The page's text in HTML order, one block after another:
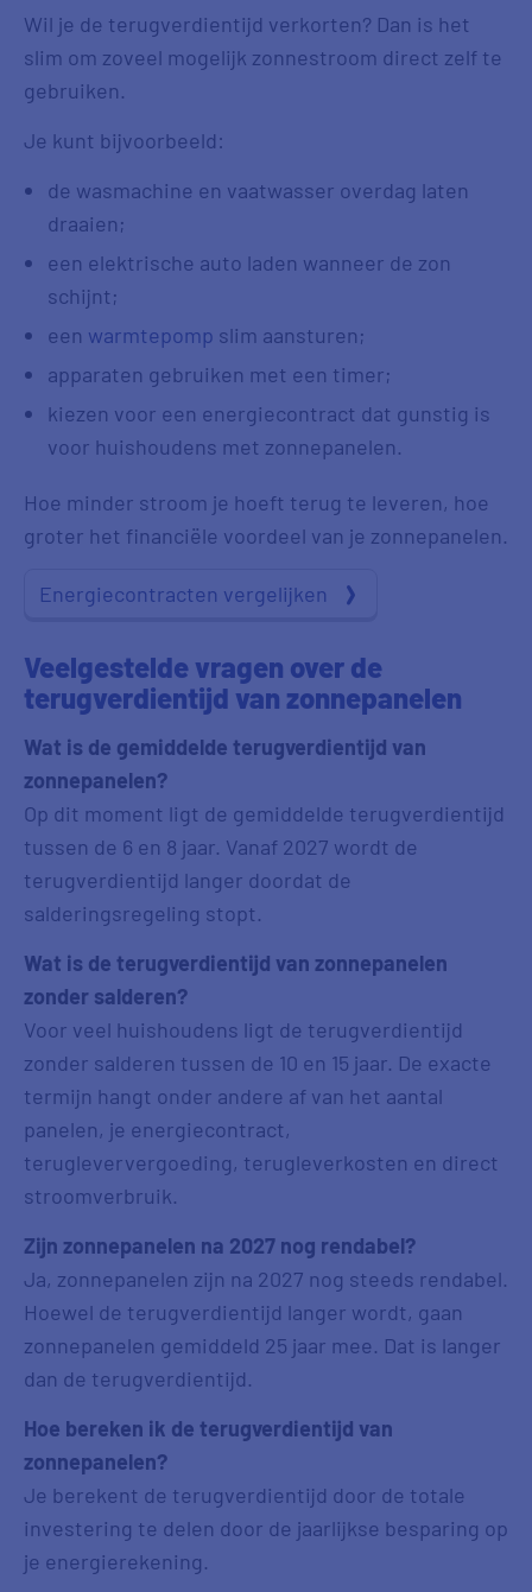
Wil je de terugverdientijd verkorten? Dan is het
slim om zoveel mogelijk zonnestroom direct zelf te
gebruiken.
Je kunt bijvoorbeeld:
de wasmachine en vaatwasser overdag laten
draaien;
een elektrische auto laden wanneer de zon
schijnt;
een warmtepomp slim aansturen;
apparaten gebruiken met een timer;
kiezen voor een energiecontract dat gunstig is
voor huishoudens met zonnepanelen.
Hoe minder stroom je hoeft terug te leveren, hoe
groter het financiële voordeel van je zonnepanelen.
Energiecontracten vergelijken
Veelgestelde vragen over de
terugverdientijd van zonnepanelen
Wat is de gemiddelde terugverdientijd van
zonnepanelen?
Op dit moment ligt de gemiddelde terugverdientijd
tussen de 6 en 8 jaar. Vanaf 2027 wordt de
terugverdientijd langer doordat de
salderingsregeling stopt.
Wat is de terugverdientijd van zonnepanelen
zonder salderen?
Voor veel huishoudens ligt de terugverdientijd
zonder salderen tussen de 10 en 15 jaar. De exacte
termijn hangt onder andere af van het aantal
panelen, je energiecontract,
terugleververgoeding, terugleverkosten en direct
stroomverbruik.
Zijn zonnepanelen na 2027 nog rendabel?
Ja, zonnepanelen zijn na 2027 nog steeds rendabel.
Hoewel de terugverdientijd langer wordt, gaan
zonnepanelen gemiddeld 25 jaar mee. Dat is langer
dan de terugverdientijd.
Hoe bereken ik de terugverdientijd van
zonnepanelen?
Je berekent de terugverdientijd door de totale
investering te delen door de jaarlijkse besparing op
je energierekening.